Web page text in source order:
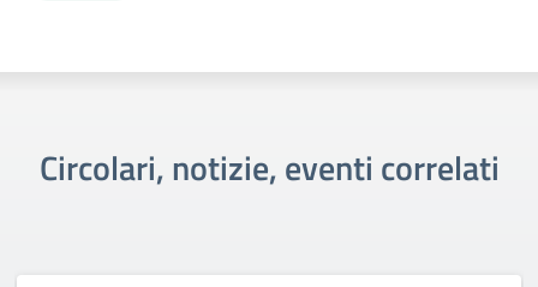
Circolari, notizie, eventi correlati